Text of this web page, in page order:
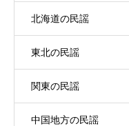
北海道の民謡
東北の民謡
関東の民謡
中国地方の民謡